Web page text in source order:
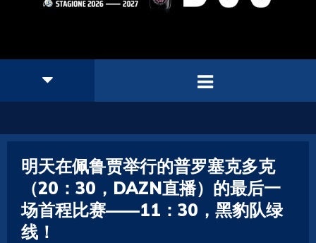
明天在佩鲁贾举行的普罗塞克多克
（20：30，DAZN直播）的最后一
场首程比赛——11：30，黑豹队绿
线！